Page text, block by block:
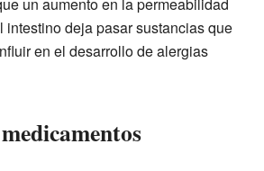
intestino deja pasar sustancias que
en el desarrollo de alergias